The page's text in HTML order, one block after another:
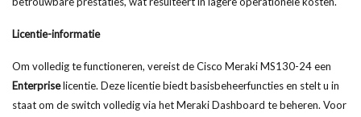
Licentie-informatie
Om volledig te functioneren, vereist de Cisco Meraki MS130-24 een
Enterpriselicentie. Deze licentie biedt basisbeheerfuncties en stelt u in
staat om de switch volledig via het Meraki Dashboard te beheren. Voor